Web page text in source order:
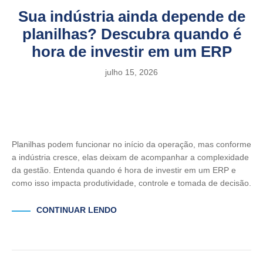
Sua indústria ainda depende de
planilhas? Descubra quando é
hora de investir em um ERP
julho 15, 2026
Planilhas podem funcionar no início da operação, mas conforme
a indústria cresce, elas deixam de acompanhar a complexidade
da gestão. Entenda quando é hora de investir em um ERP e
como isso impacta produtividade, controle e tomada de decisão.
CONTINUAR LENDO